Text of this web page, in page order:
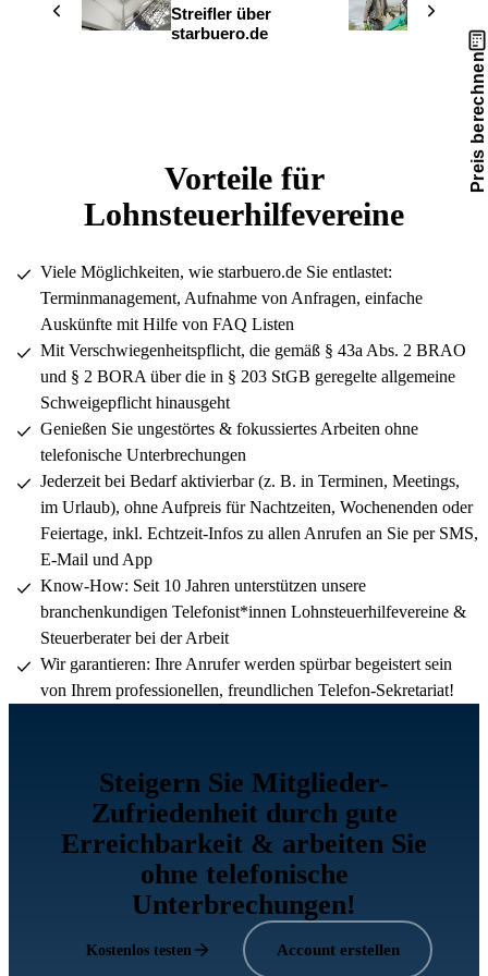
Streifler über
starbuero.de
Vorteile für
Lohnsteuerhilfevereine
Viele Möglichkeiten, wie starbuero.de Sie entlastet:
Terminmanagement, Aufnahme von Anfragen, einfache
Auskünfte mit Hilfe von FAQ Listen
Mit Verschwiegenheitspflicht, die gemäß § 43a Abs. 2 BRAO
und § 2 BORA über die in § 203 StGB geregelte allgemeine
Schweigepflicht hinausgeht
Genießen Sie ungestörtes & fokussiertes Arbeiten ohne
telefonische Unterbrechungen
Jederzeit bei Bedarf aktivierbar (z. B. in Terminen, Meetings,
im Urlaub), ohne Aufpreis für Nachtzeiten, Wochenenden oder
Feiertage, inkl. Echtzeit-Infos zu allen Anrufen an Sie per SMS,
E-Mail und App
Know-How: Seit 10 Jahren unterstützen unsere
branchenkundigen Telefonist*innen Lohnsteuerhilfevereine &
Steuerberater bei der Arbeit
Wir garantieren: Ihre Anrufer werden spürbar begeistert sein
von Ihrem professionellen, freundlichen Telefon-Sekretariat!
Steigern Sie Mitglieder-
Zufriedenheit durch gute
Erreichbarkeit & arbeiten Sie
ohne telefonische
Unterbrechungen!
Kostenlos testen Account erstellen
Preis berechnen